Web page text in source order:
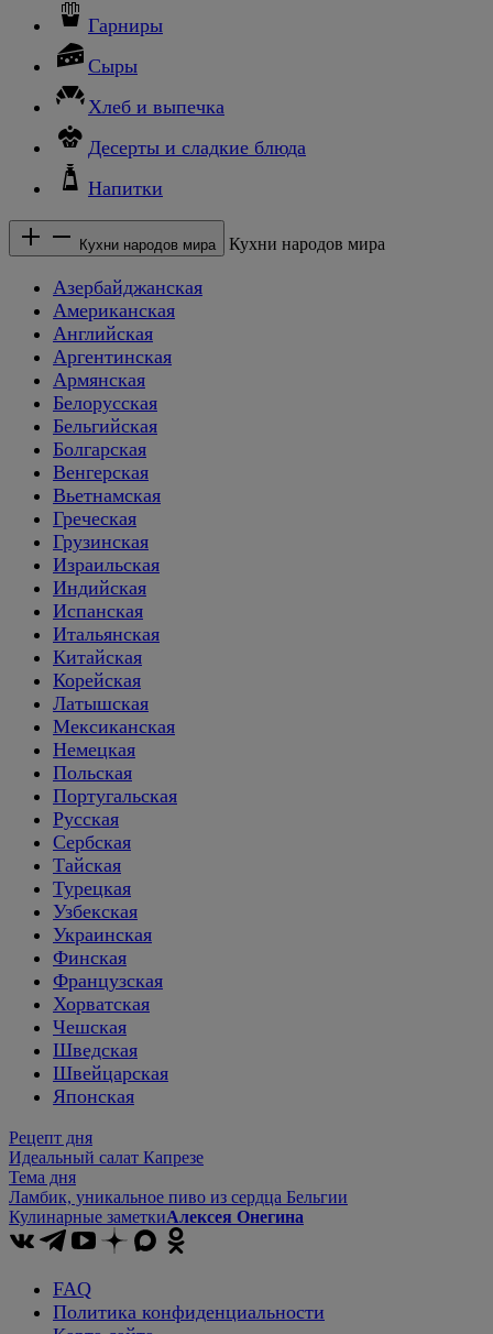
Гарниры
Сыры
Хлеб и выпечка
Десерты и сладкие блюда
Напитки
Кухни народов мира Кухни народов мира
Азербайджанская
Американская
Английская
Аргентинская
Армянская
Белорусская
Бельгийская
Болгарская
Венгерская
Вьетнамская
Греческая
Грузинская
Израильская
Индийская
Испанская
Итальянская
Китайская
Корейская
Латышская
Мексиканская
Немецкая
Польская
Португальская
Русская
Сербская
Тайская
Турецкая
Узбекская
Украинская
Финская
Французская
Хорватская
Чешская
Шведская
Швейцарская
Японская
Рецепт дня
Идеальный салат Капрезе
Тема дня
Ламбик, уникальное пиво из сердца Бельгии
Кулинарные заметкиАлексея Онегина
FAQ
Политика конфиденциальности